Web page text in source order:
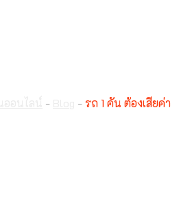
- -รถ 1 คัน ต้องเสียค่า